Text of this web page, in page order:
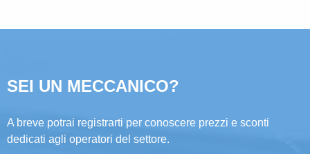
SEI UN MECCANICO?
A breve potrai registrarti per conoscere prezzi e sconti
dedicati agli operatori del settore.